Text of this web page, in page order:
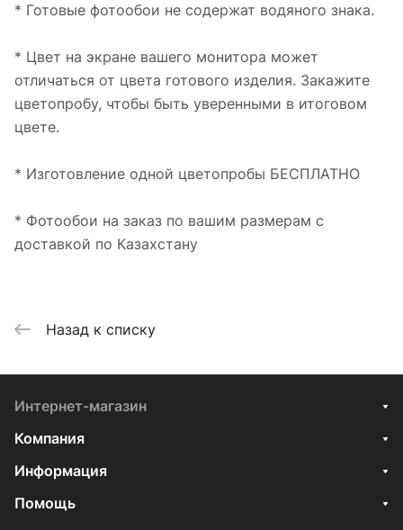
* Готовые фотообои не содержат водяного знака.
* Цвет на экране вашего монитора может
отличаться от цвета готового изделия. Закажите
цветопробу, чтобы быть уверенными в итоговом
цвете.
* Изготовление одной цветопробы БЕСПЛАТНО
* Фотообои на заказ по вашим размерам с
доставкой по Казахстану
Назад к списку
Интернет-магазин
Компания
Информация
Помощь